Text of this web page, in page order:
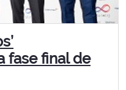
fase final de